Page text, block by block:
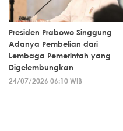
Presiden Prabowo Singgung
Adanya Pembelian dari
Lembaga Pemerintah yang
Digelembungkan
24/07/2026 06:10 WIB